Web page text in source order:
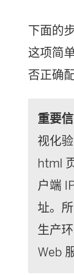
下面的
这项简
否正确
重要
视化
html
户端
址。
生产
Web